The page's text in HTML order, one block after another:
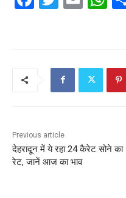
k
A
p
Previous article
देहरादून में ये रहा 24 कैरेट सोने का
रेट, जानें आज का भाव